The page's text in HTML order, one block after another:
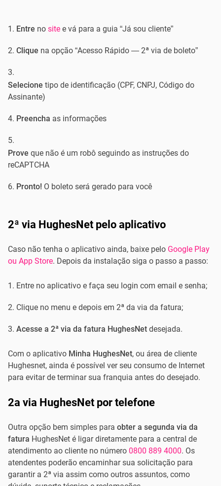
Entre no site e vá para a guia “Já sou cliente”
Clique na opção “Acesso Rápido — 2ª via de boleto”
Selecione tipo de identificação (CPF, CNPJ, Código do
Assinante)
Preencha as informações
Prove que não é um robô seguindo as instruções do
reCAPTCHA
Pronto! O boleto será gerado para você
2ª via HughesNet pelo aplicativo
Caso não tenha o aplicativo ainda, baixe pelo Google Play
ou App Store. Depois da instalação siga o passo a passo:
Entre no aplicativo e faça seu login com email e senha;
Clique no menu e depois em 2ª da via da fatura;
Acesse a 2ª via da fatura HughesNet desejada.
Com o aplicativo Minha HughesNet, ou área de cliente
Hughesnet, ainda é possível ver seu consumo de Internet
para evitar de terminar sua franquia antes do desejado.
2a via HughesNet por telefone
Outra opção bem simples para obter a segunda via da
fatura HughesNet é ligar diretamente para a central de
atendimento ao cliente no número 0800 889 4000. Os
atendentes poderão encaminhar sua solicitação para
garantir a 2ª via assim como outros assuntos, como